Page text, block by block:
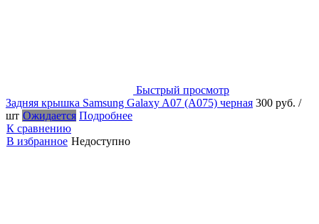
Быстрый просмотр
Задняя крышка Samsung Galaxy A07 (A075) черная 300 руб. /
шт Ожидается Подробнее
К сравнению
В избранное Недоступно